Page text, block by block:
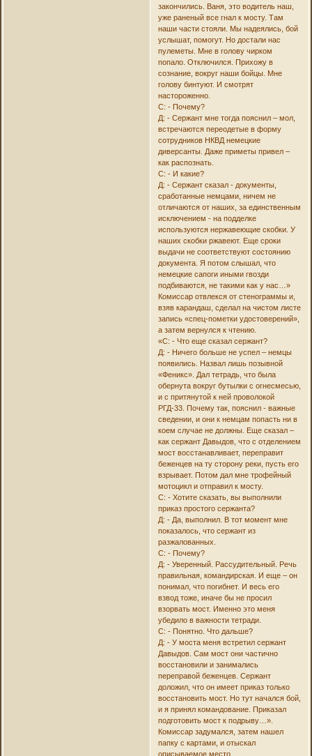
закончились. Ваня, это водитель наш,
уже раненый все гнал к мосту. Там
наши части стояли. Мы надеялись, бой
услышат, помогут. Но достали нас
пулеметы. Мне в голову чирком
попало. Отключился. Прихожу в
сознание, вокруг наши бойцы. Мне
голову бинтуют. И смотрят
настороженно.
С: - Почему?
Д: - Сержант мне тогда пояснил – мол,
встречаются переодетые в форму
сотрудников НКВД немецкие
диверсанты. Даже приметы привел –
как распознать.
С: - И какие?
Д: - Сержант сказал - документы,
сработанные немцами, ничем не
отличаются от наших, за единственным
исключением - на подделке
используются нержавеющие скобки. У
наших скобки ржавеют. Еще сроки
выдачи не соответствуют состоянию
документа. Я потом слышал, что
немецкие сапоги иными гвозди
подбиваются, не такими как у нас…»
Комиссар отвлекся от стенограммы и,
взяв карандаш, сделал на чистом листе
запись «спец-пометки удостоверений»,
а затем вернулся к чтению.
«С: - Что еще сказал сержант?
Д: - Ничего больше не успел – немцы
появились. Назвал лишь позывной
«Феникс». Дал тетрадь, что была
обернута вокруг бутылки с огнесмесью,
и с притянутой к ней проволокой
РГД-33. Почему так, пояснил - важные
сведении, и они к немцам попасть ни в
коем случае не должны. Еще сказал –
как сержант Давыдов, что с отделением
мост восстанавливает, переправит
беженцев на ту сторону реки, пусть его
взрывает. Потом дал мне трофейный
мотоцикл и отправил к мосту.
С: - Хотите сказать, вы выполнили
приказ простого сержанта?
Д: - Да, выполнил. В тот момент мне
показалось, что сержант из
разжалованных.
С: - Почему?
Д: - Уверенный. Рассудительный. Речь
правильная, командирская. И еще – он
понимал, что погибнет. И весь его
взвод тоже, иначе бы не просил
взорвать мост. Именно это меня
убедило в важности тетради.
С: - Понятно. Что дальше?
Д: - У моста меня встретил сержант
Давыдов. Сам мост они частично
восстановили и занимались
переправой беженцев. Сержант
доложил, что он имеет приказ только
восстановить мост. Но тут начался бой,
и я принял командование. Приказал
подготовить мост к подрыву…».
Комиссар задумался, затем нашел
папку с картами, и отыскал
описываемое место.